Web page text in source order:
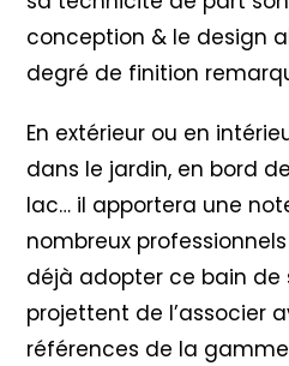
conception & le design
degré de finition
En extérieur ou en
dans le jardin, en bord
lac… il apportera une
nombreux
déjà adopter ce bain de
projettent de l’associer
références de la gamme